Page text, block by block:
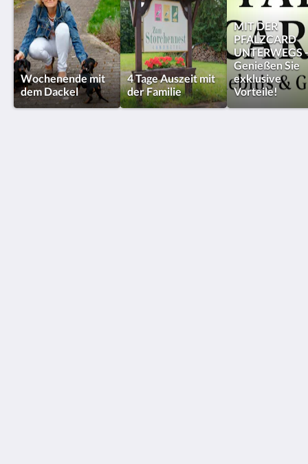
Wochenende mit
dem Dackel
4 Tage Auszeit mit
der Familie
MIT DER
PFALZCARD
UNTERWEGS
Genießen Sie
exklusive
Vorteile!